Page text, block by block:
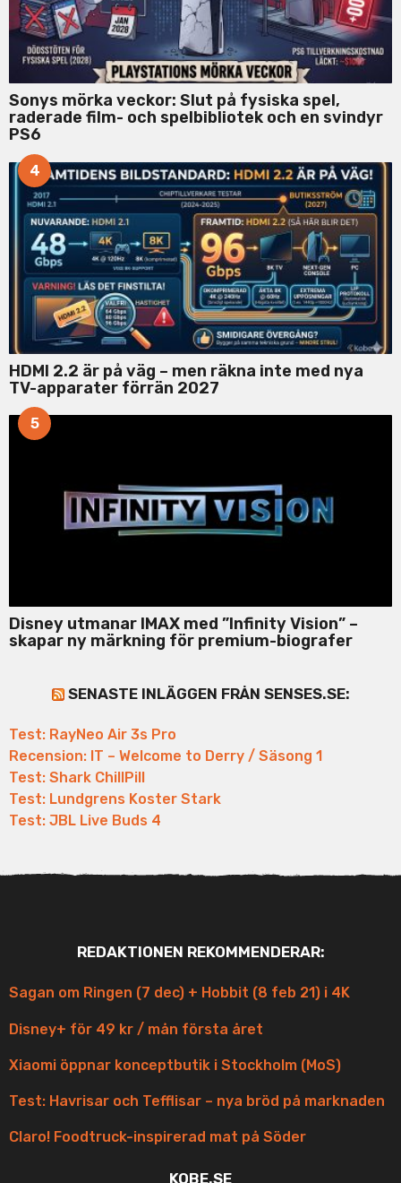
Sonys mörka veckor: Slut på fysiska spel,
raderade film- och spelbibliotek och en svindyr
PS6
4
HDMI 2.2 är på väg – men räkna inte med nya
TV-apparater förrän 2027
5
Disney utmanar IMAX med ”Infinity Vision” –
skapar ny märkning för premium-biografer
SENASTE INLÄGGEN FRÅN SENSES.SE:
Test: RayNeo Air 3s Pro
Recension: IT – Welcome to Derry / Säsong 1
Test: Shark ChillPill
Test: Lundgrens Koster Stark
Test: JBL Live Buds 4
REDAKTIONEN REKOMMENDERAR:
Sagan om Ringen (7 dec) + Hobbit (8 feb 21) i 4K
Disney+ för 49 kr / mån första året
Xiaomi öppnar konceptbutik i Stockholm (MoS)
Test: Havrisar och Tefflisar – nya bröd på marknaden
Claro! Foodtruck-inspirerad mat på Söder
KOBE.SE